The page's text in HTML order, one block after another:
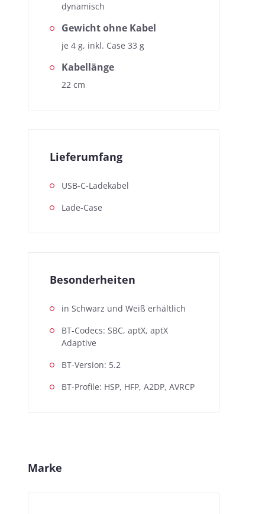
dynamisch
Gewicht ohne Kabel
je 4 g, inkl. Case 33 g
Kabellänge
22 cm
Lieferumfang
USB-C-Ladekabel
Lade-Case
Besonderheiten
in Schwarz und Weiß erhältlich
BT-Codecs: SBC, aptX, aptX
Adaptive
BT-Version: 5.2
BT-Profile: HSP, HFP, A2DP, AVRCP
Marke